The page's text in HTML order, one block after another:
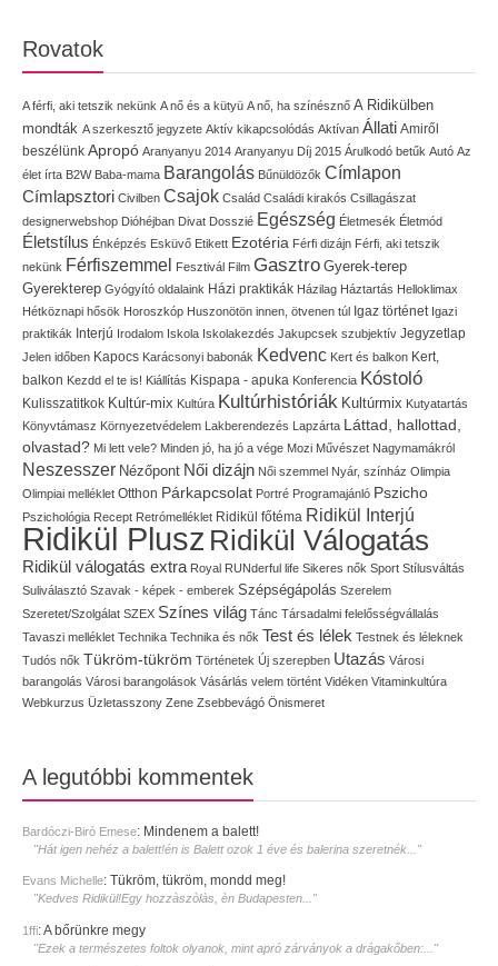
Rovatok
A férfi, aki tetszik nekünk A nő és a kütyü A nő, ha színésznő A Ridikülben
mondták A szerkesztő jegyzete Aktív kikapcsolódás Aktívan Állati Amiről
beszélünk Apropó Aranyanyu 2014 Aranyanyu Díj 2015 Árulkodó betűk Autó Az
élet írta B2W Baba-mama Barangolás Bűnüldözők Címlapon
Címlapsztori Civilben Csajok Család Családi kirakós Csillagászat
designerwebshop Dióhéjban Divat Dosszié Egészség Életmesék Életmód
Életstílus Énképzés Esküvő Etikett Ezotéria Férfi dizájn Férfi, aki tetszik
nekünk Férfiszemmel Fesztivál Film Gasztro Gyerek-terep
Gyerekterep Gyógyító oldalaink Házi praktikák Házilag Háztartás Helloklimax
Hétköznapi hősök Horoszkóp Huszonötön innen, ötvenen túl Igaz történet Igazi
praktikák Interjú Irodalom Iskola Iskolakezdés Jakupcsek szubjektív Jegyzetlap
Jelen időben Kapocs Karácsonyi babonák Kedvenc Kert és balkon Kert,
balkon Kezdd el te is! Kiállítás Kispapa - apuka Konferencia Kóstoló
Kulisszatitkok Kultúr-mix Kultúra Kultúrhistóriák Kultúrmix Kutyatartás
Könyvtámasz Környezetvédelem Lakberendezés Lapzárta Láttad, hallottad,
olvastad? Mi lett vele? Minden jó, ha jó a vége Mozi Művészet Nagymamákról
Neszesszer Nézőpont Női dizájn Női szemmel Nyár, színház Olimpia
Olimpiai melléklet Otthon Párkapcsolat Portré Programajánló Pszicho
Pszichológia Recept Retrómelléklet Ridikül főtéma Ridikül Interjú
Ridikül Plusz Ridikül Válogatás
Ridikül válogatás extra Royal RUNderful life Sikeres nők Sport Stílusváltás
Suliválasztó Szavak - képek - emberek Szépségápolás Szerelem
Szeretet/Szolgálat SZEX Színes világ Tánc Társadalmi felelősségvállalás
Tavaszi melléklet Technika Technika és nők Test és lélek Testnek és léleknek
Tudós nők Tükröm-tükröm Történetek Új szerepben Utazás Városi
barangolás Városi barangolások Vásárlás velem történt Vidéken Vitaminkultúra
Webkurzus Üzletasszony Zene Zsebbevágó Önismeret
A legutóbbi kommentek
Bardóczi-Biró Emese: Mindenem a balett!
"Hát igen nehéz a balett!én is Balett ozok 1 éve és balerina szeretnék..."
Evans Michelle: Tükröm, tükröm, mondd meg!
"Kedves Ridikül!Egy hozzàszòlàs, èn Budapesten..."
1ffi:A bőrünkre megy
"Ezek a természetes foltok olyanok, mint apró zárványok a drágakőben:..."